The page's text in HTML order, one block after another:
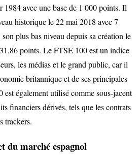
1984 avec une base de 1 000 points. Il
historique le 22 mai 2018 avec 7
plus bas niveau depuis sa création le
points. Le FTSE 100 est un indice
les médias et le grand public, car il
britannique et de ses principales
est également utilisé comme sous-jacent
financiers dérivés, tels que les contrats
trackers.
du marché espagnol